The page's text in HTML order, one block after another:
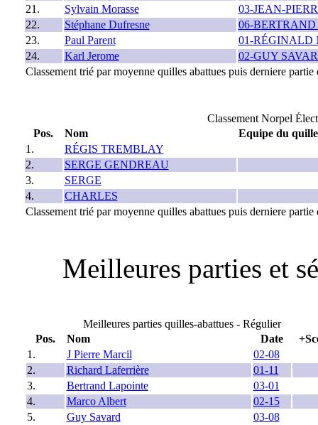
21.
Sylvain Morasse
03-JEAN-
22.
Stéphane Dufresne
06-
23.
Paul Parent
01-RÉGINALD
24.
Karl Jerome
02-GUY
Classement trié par moyenne quilles abattues puis derniere
Classement Norpel
Pos.
Nom
Equipe du
1.
RÉGIS TREMBLAY
2.
SERGE GENDREAU
3.
SERGE
4.
CHARLES
Classement trié par moyenne quilles abattues puis derniere
Meilleures parties et
Meilleures parties quilles-abattues - Régulier
Pos.
Nom Date
1.
J Pierre Marcil
02-08
2.
Richard Laferrière
01-11
3.
Bertrand Lapointe
03-01
4.
Marco Albert
02-15
5.
Guy Savard
03-08